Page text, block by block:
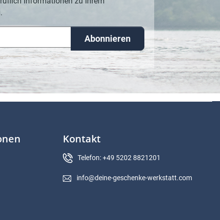
Abonnieren
Kontakt
Telefon: +49 5202 8821201
info@deine-geschenke-werkstatt.com